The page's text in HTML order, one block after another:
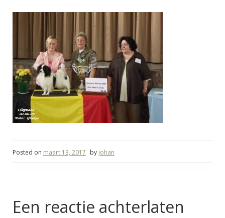
Posted on maart 13, 2017 by johan
Een reactie achterlaten